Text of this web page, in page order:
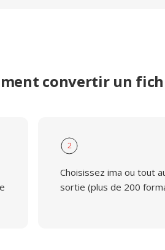
convertir un
2
Choisissez ima ou tout
sortie (plus de 200